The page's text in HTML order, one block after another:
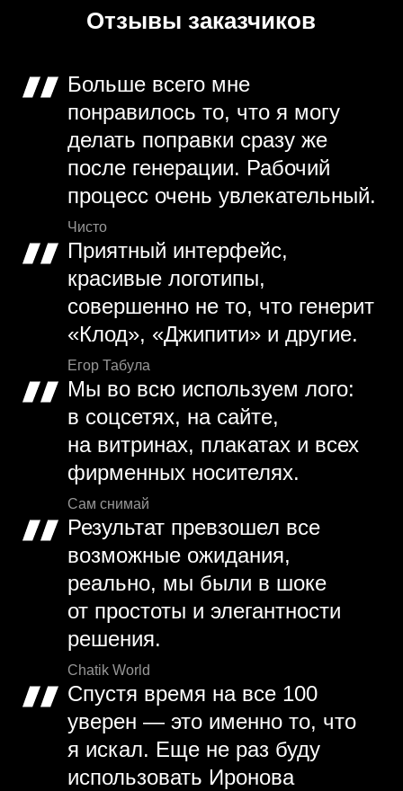
Отзывы заказчиков
Больше всего мне
понравилось то, что я могу
делать поправки сразу же
после генерации. Рабочий
процесс очень увлекательный.
Чисто
Приятный интерфейс,
красивые логотипы,
совершенно не то, что генерит
«Клод», «Джипити» и другие.
Егор Табула
Мы во всю используем лого:
в соцсетях, на сайте,
на витринах, плакатах и всех
фирменных носителях.
Сам снимай
Результат превзошел все
возможные ожидания,
реально, мы были в шоке
от простоты и элегантности
решения.
Chatik World
Спустя время на все 100
уверен — это именно то, что
я искал. Еще не раз буду
использовать Иронова